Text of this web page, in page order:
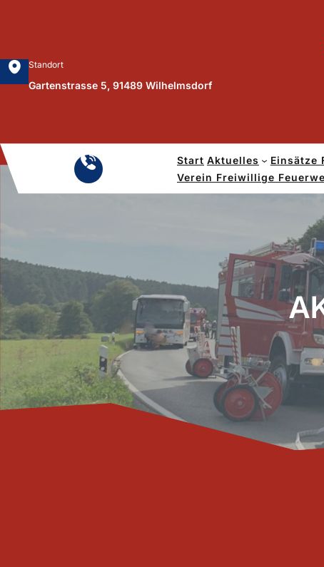
Standort
Gartenstrasse 5, 91489 Wilhelmsdorf
Start Aktuelles Einsätze
Verein Freiwillige